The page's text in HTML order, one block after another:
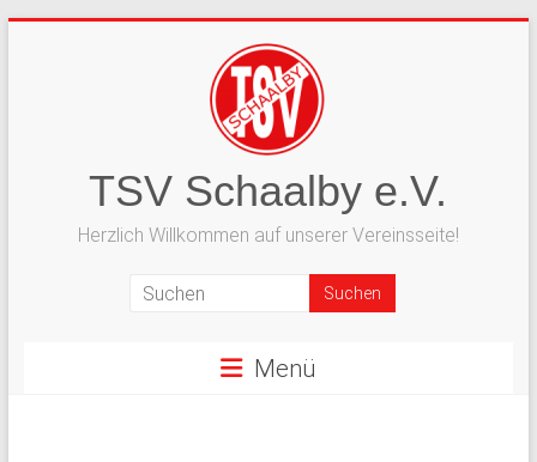
TSV Schaalby e.V.
Herzlich Willkommen auf unserer Vereinsseite!
Menü